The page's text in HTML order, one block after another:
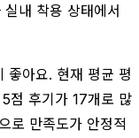
내 착용 상태에서
좋아요. 현재 평균 평
점 후기가 17개로 많
로 만족도가 안정적